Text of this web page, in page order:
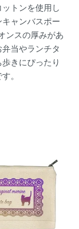
トンを使用し
ャンバスポー
ンスの厚みがあ
当やランチタ
きにぴったり
。